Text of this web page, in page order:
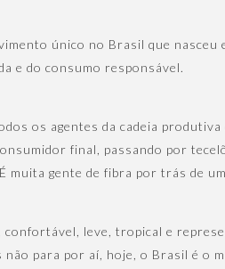
único no Brasil que
e do consumo responsável.
os agentes da cadeia
final, passando por
gente de fibra por trás de
leve, tropical e
não para por aí, hoje, o Brasil é o